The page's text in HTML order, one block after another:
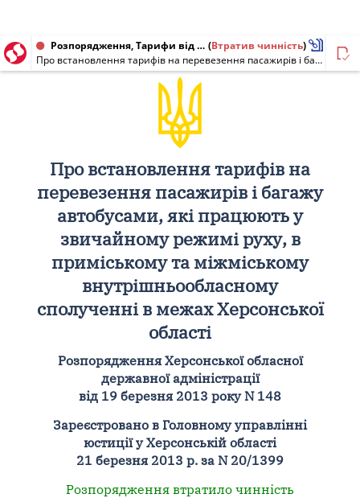
Розпорядження, Тарифи від 19.03.2013 № 148 (Втратив чинність)
Про встановлення тарифів на перевезення пасажирів і багажу автобусами, які працюють у звичайному режимі руху, в приміському та міжміському внутрішньообласному сполученні в межах Херсонської області
Про встановлення тарифів на
перевезення пасажирів і багажу
автобусами, які працюють у
звичайному режимі руху, в
приміському та міжміському
внутрішньообласному
сполученні в межах Херсонської
області
Розпорядження Херсонської обласної
державної адміністрації
від 19 березня 2013 року N 148
Зареєстровано в Головному управлінні
юстиції у Херсонській області
21 березня 2013 р. за N 20/1399
Розпорядження втратило чинність